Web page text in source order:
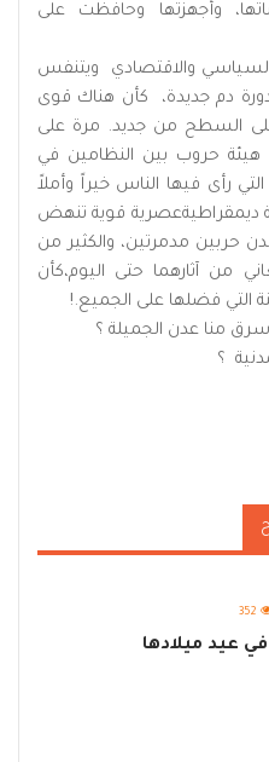
وأجهزتها وحافظت على
السياسي والاقتصادي ويتنفس
دم جديدة، كأن هناك قوى
السطح من جديد. مرة على
حروب بين النظامين في
رأى فيها الناس خيراً وأملاً
ديمقراطيةعصرية قوية تنهض
حربين مدمرتين، والكثير من
من آثارهما حتى اليوم،كأن
التي فضلها على الجميع.!
منا عدن الجميلة ؟
؟
352
عيد ميلادها